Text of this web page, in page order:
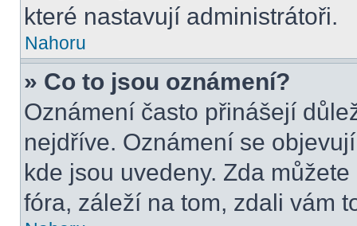
které nastavují administrátoři.
Nahoru
» Co to jsou oznámení?
Oznámení často přinášejí
nejdříve. Oznámení se
kde jsou uvedeny. Zda
fóra, záleží na tom, zdali vám